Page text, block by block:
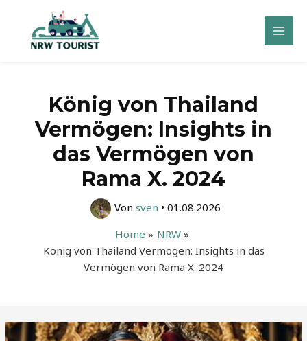
springen
Main
König von Thailand
Vermögen: Insights in
das Vermögen von
Rama X. 2024
Von sven • 01.08.2026
Home
NRW
König von Thailand Vermögen: Insights in das
Vermögen von Rama X. 2024